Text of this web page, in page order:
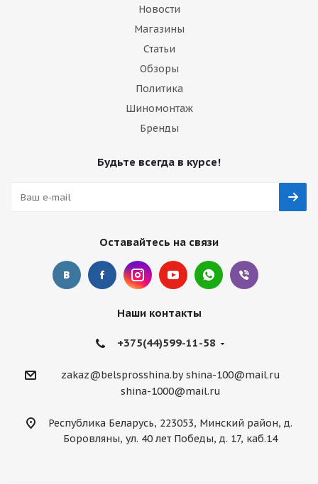
Новости
Магазины
Статьи
Обзоры
Политика
Шиномонтаж
Бренды
Будьте всегда в курсе!
Оставайтесь на связи
Наши контакты
+375(44)599-11-58
zakaz@belsprosshina.by shina-100@mail.ru
shina-1000@mail.ru
Республика Беларусь, 223053, Минский район, д.
Боровляны, ул. 40 лет Победы, д. 17, каб.14